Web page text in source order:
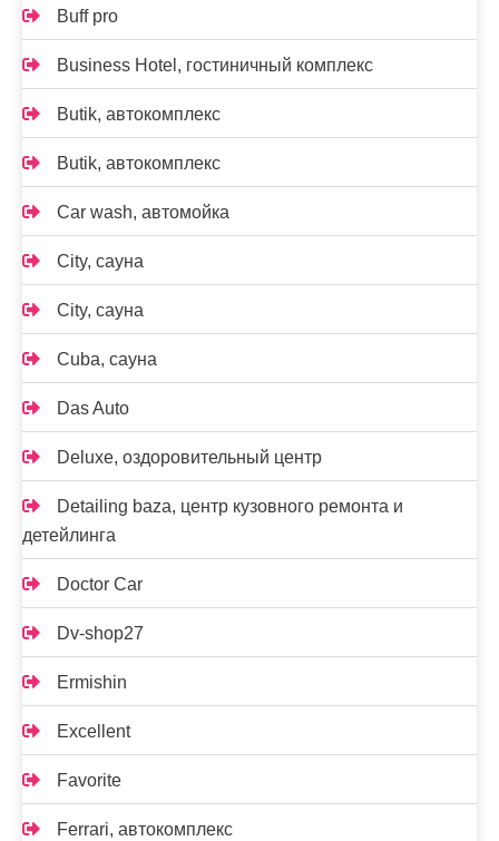
Buff pro
Business Hotel, гостиничный комплекс
Butik, автокомплекс
Butik, автокомплекс
Car wash, автомойка
City, сауна
City, сауна
Cuba, сауна
Das Auto
Deluxe, оздоровительный центр
Detailing baza, центр кузовного ремонта и
детейлинга
Doctor Car
Dv-shop27
Ermishin
Excellent
Favorite
Ferrari, автокомплекс